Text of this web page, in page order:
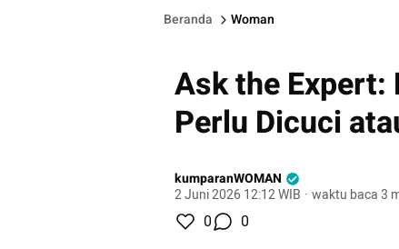
Beranda Woman
Ask the Expert:
Perlu Dicuci
kumparanWOMAN
2 Juni 2026 12:12 WIB · waktu baca 3
0 0